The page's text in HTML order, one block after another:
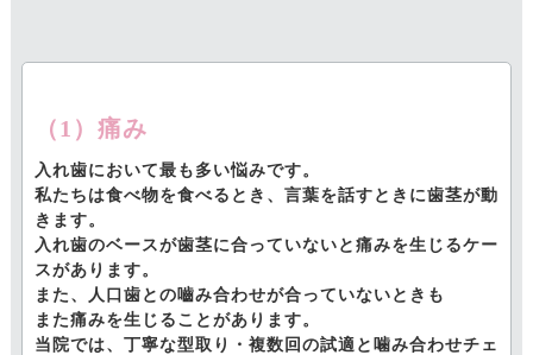
（1）痛み
入れ歯において最も多い悩みです。
私たちは食べ物を食べるとき、言葉を話すときに歯茎が動
きます。
入れ歯のベースが歯茎に合っていないと痛みを生じるケー
スがあります。
また、人口歯との嚙み合わせが合っていないときも
また痛みを生じることがあります。
当院では、丁寧な型取り・複数回の試適と噛み合わせチェ